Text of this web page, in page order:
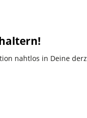
nahtlos in Deine